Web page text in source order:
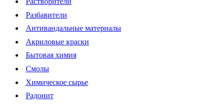
Разбавители
Антивандальные материалы
Акриловые краски
Бытовая химия
Смолы
Химическое сырье
Радонит